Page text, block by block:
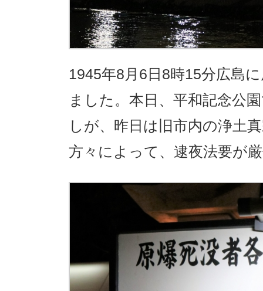
1945年8月6日8時15分広島
ました。本日、平和記念公
しが、昨日は旧市内の浄土
方々によって、逮夜法要が